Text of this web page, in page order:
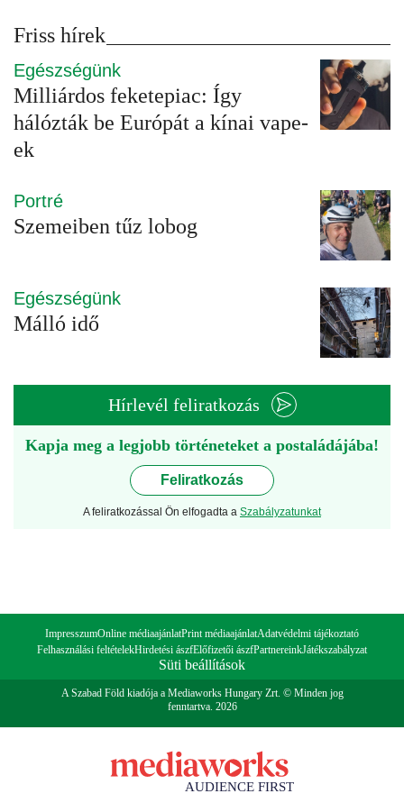
Friss hírek
Egészségünk
Milliárdos feketepiac: Így
hálózták be Európát a kínai vape-
ek
Portré
Szemeiben tűz lobog
Egészségünk
Málló idő
Hírlevél feliratkozás
Kapja meg a legjobb történeteket a postaládájába!
Feliratkozás
A feliratkozással Ön elfogadta a Szabályzatunkat
ImpresszumOnline médiaajánlatPrint médiaajánlatAdatvédelmi tájékoztató
Felhasználási feltételekHirdetési ászfElőfizetői ászfPartnereinkJátékszabályzat
Süti beállítások
A Szabad Föld kiadója a Mediaworks Hungary Zrt. © Minden jog
fenntartva. 2026